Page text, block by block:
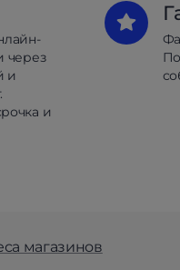
через
и
и
магазинов